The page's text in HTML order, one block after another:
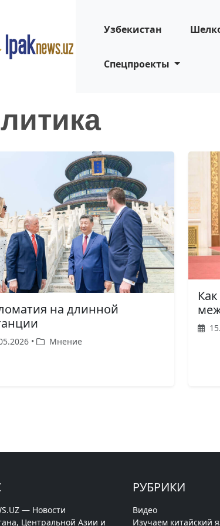
Узбекистан
Спецпроекты
на длинной
• Мнение
— Новости
Центральной Азии и
РУБРИКИ
Видео
Изучаем китайский